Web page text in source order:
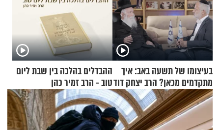
בעיצומו של תשעה באב: איך
מתקדמים מכאן? הרב יצחק דוד
גרוסמן בשיחה מיוחדת
ההבדלים בהלכה בין שבת ליום
טוב - הרב זמיר כהן